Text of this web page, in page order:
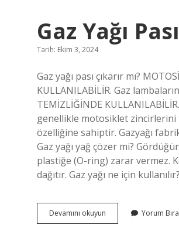
Gaz Yağı
Tarih: Ekim 3, 2024
Gaz yağı pası çıkarır mı?
KULLANILABİLİR. Gaz
TEMİZLİĞİNDE
genellikle motosiklet zincirlerini
özelliğine sahiptir. Gazyağı
Gaz yağı yağ çözer mi?
plastiğe (O-ring) zarar vermez.
dağıtır. Gaz yağı ne için
Devamını okuyun
Yağı
Yorum